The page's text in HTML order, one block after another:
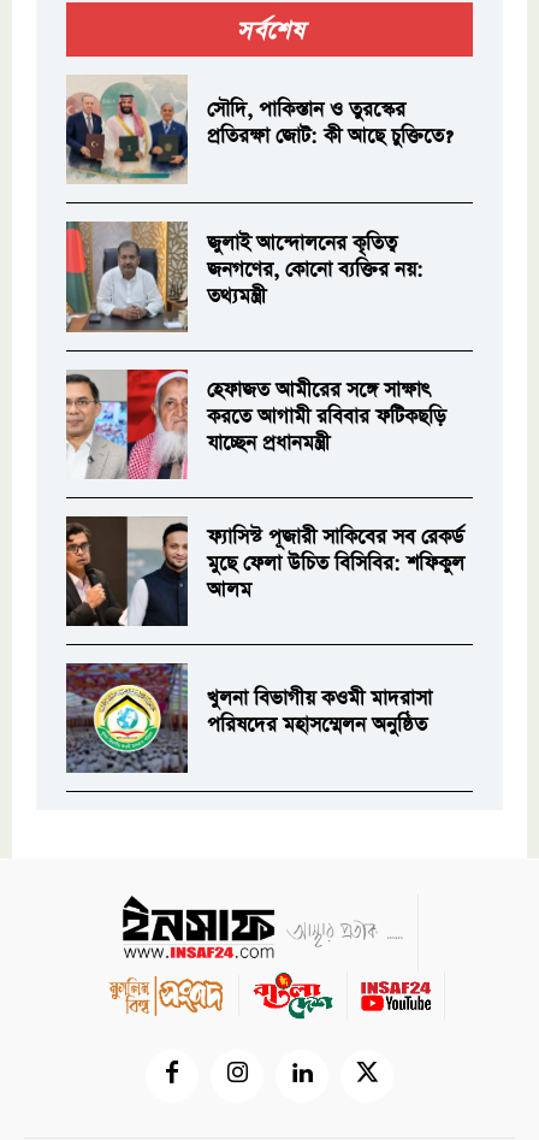
সর্বশেষ
সৌদি, পাকিস্তান ও তুরস্কের
প্রতিরক্ষা জোট: কী আছে চুক্তিতে?
জুলাই আন্দোলনের কৃতিত্ব
জনগণের, কোনো ব্যক্তির নয়:
তথ্যমন্ত্রী
হেফাজত আমীরের সঙ্গে সাক্ষাৎ
করতে আগামী রবিবার ফটিকছড়ি
যাচ্ছেন প্রধানমন্ত্রী
ফ্যাসিস্ট পূজারী সাকিবের সব রেকর্ড
মুছে ফেলা উচিত বিসিবির: শফিকুল
আলম
খুলনা বিভাগীয় কওমী মাদরাসা
পরিষদের মহাসম্মেলন অনুষ্ঠিত